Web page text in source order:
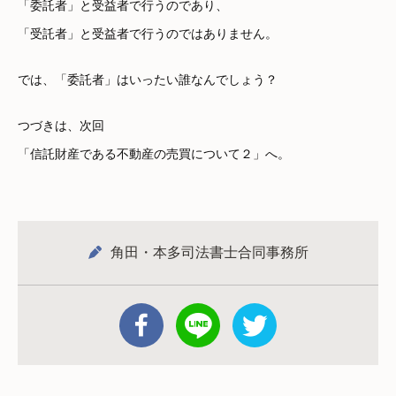
「委託者」と受益者で行うのであり、
「受託者」と受益者で行うのではありません。
では、「委託者」はいったい誰なんでしょう？
つづきは、次回
「信託財産である不動産の売買について２」へ。
角田・本多司法書士合同事務所